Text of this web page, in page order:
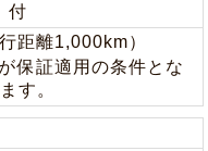
付
距離1,000km）
保証適用の条件とな
す。